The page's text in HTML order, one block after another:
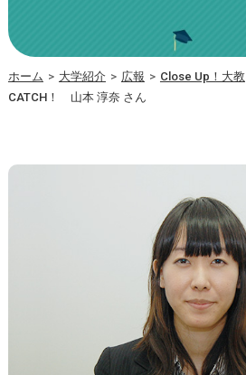
ホーム > 大学紹介 > 広報 > Close Up！大教
CATCH！ 山本 淳奈 さん